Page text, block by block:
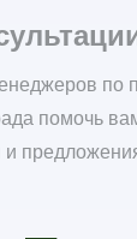
по
помочь